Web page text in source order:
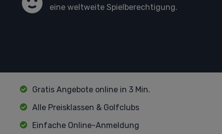
eine weltweite Spielberechtigung.
Gratis Angebote online in 3 Min.
Alle Preisklassen & Golfclubs
Einfache Online-Anmeldung